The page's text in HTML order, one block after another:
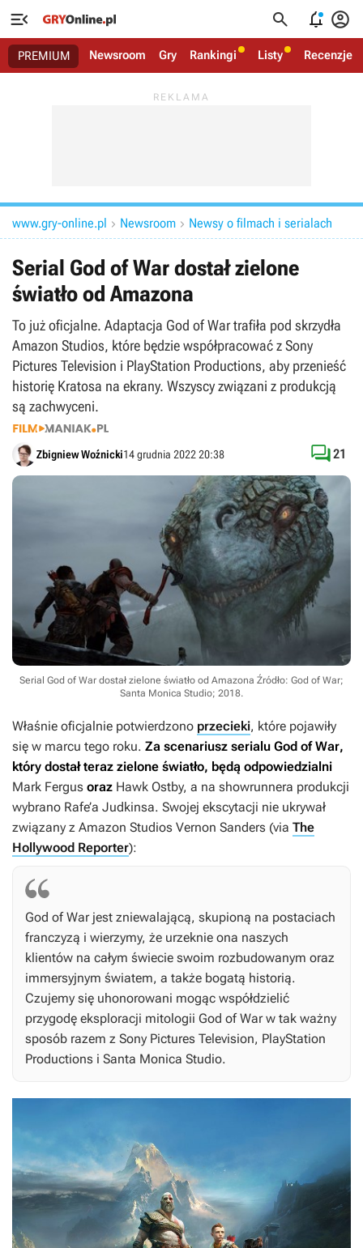
   
PREMIUM Newsroom Gry Rankingi Listy Recenzje
www.gry-online.pl  Newsroom  Newsy o filmach i serialach
Serial God of War dostał zielone
światło od Amazona
To już oficjalne. Adaptacja God of War trafiła pod skrzydła
Amazon Studios, które będzie współpracować z Sony
Pictures Television i PlayStation Productions, aby przenieść
historię Kratosa na ekrany. Wszyscy związani z produkcją
są zachwyceni.
Zbigniew Woźnicki14 grudnia 2022 20:38 21
Serial God of War dostał zielone światło od Amazona Źródło: God of War;
Santa Monica Studio; 2018.
Właśnie oficjalnie potwierdzono przecieki, które pojawiły
się w marcu tego roku. Za scenariusz serialu God of War,
który dostał teraz zielone światło, będą odpowiedzialni
Mark Fergus oraz Hawk Ostby, a na showrunnera produkcji
wybrano Rafe’a Judkinsa. Swojej ekscytacji nie ukrywał
związany z Amazon Studios Vernon Sanders (via The
Hollywood Reporter):
God of Warjest zniewalającą, skupioną na postaciach
franczyzą i wierzymy, że urzeknie ona naszych
klientów na całym świecie swoim rozbudowanym oraz
immersyjnym światem, a także bogatą historią.
Czujemy się uhonorowani mogąc współdzielić
przygodę eksploracji mitologii God of Warw tak ważny
sposób razem z Sony Pictures Television, PlayStation
Productions i Santa Monica Studio.